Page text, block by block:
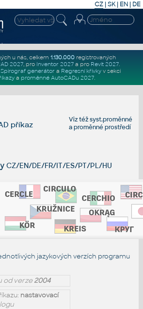
CZ | SK| EN | DE
u nás, celkem 1.130.000registrovaných
2027, pro Inventor 2027a pro Revit 2027.
Spirograf generátor a Regresní křivkyv sekci
a proměnné AutoCADu 2027.
Viz téžsyst.proměnné
aproměnné prostředí
příkaz
CZ/EN/DE/FR/IT/ES/PT/PL/HU
jazykových verzích programu
od verze2004
nastavovací